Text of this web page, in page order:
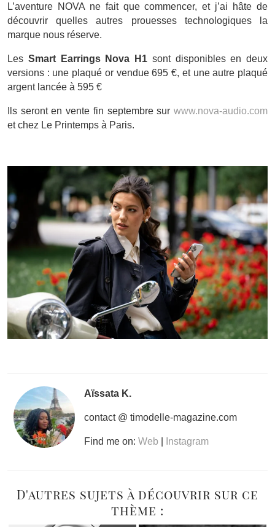
L’aventure NOVA ne fait que commencer, et j’ai hâte de
découvrir quelles autres prouesses technologiques la
marque nous réserve.
Les Smart Earrings Nova H1 sont disponibles en deux
versions : une plaqué or vendue 695 €, et une autre plaqué
argent lancée à 595 €
Ils seront en vente fin septembre sur www.nova-audio.com
et chez Le Printemps à Paris.
Aïssata K.
contact @ timodelle-magazine.com
Find me on: Web Instagram
D'autres sujets à découvrir sur ce
thème :